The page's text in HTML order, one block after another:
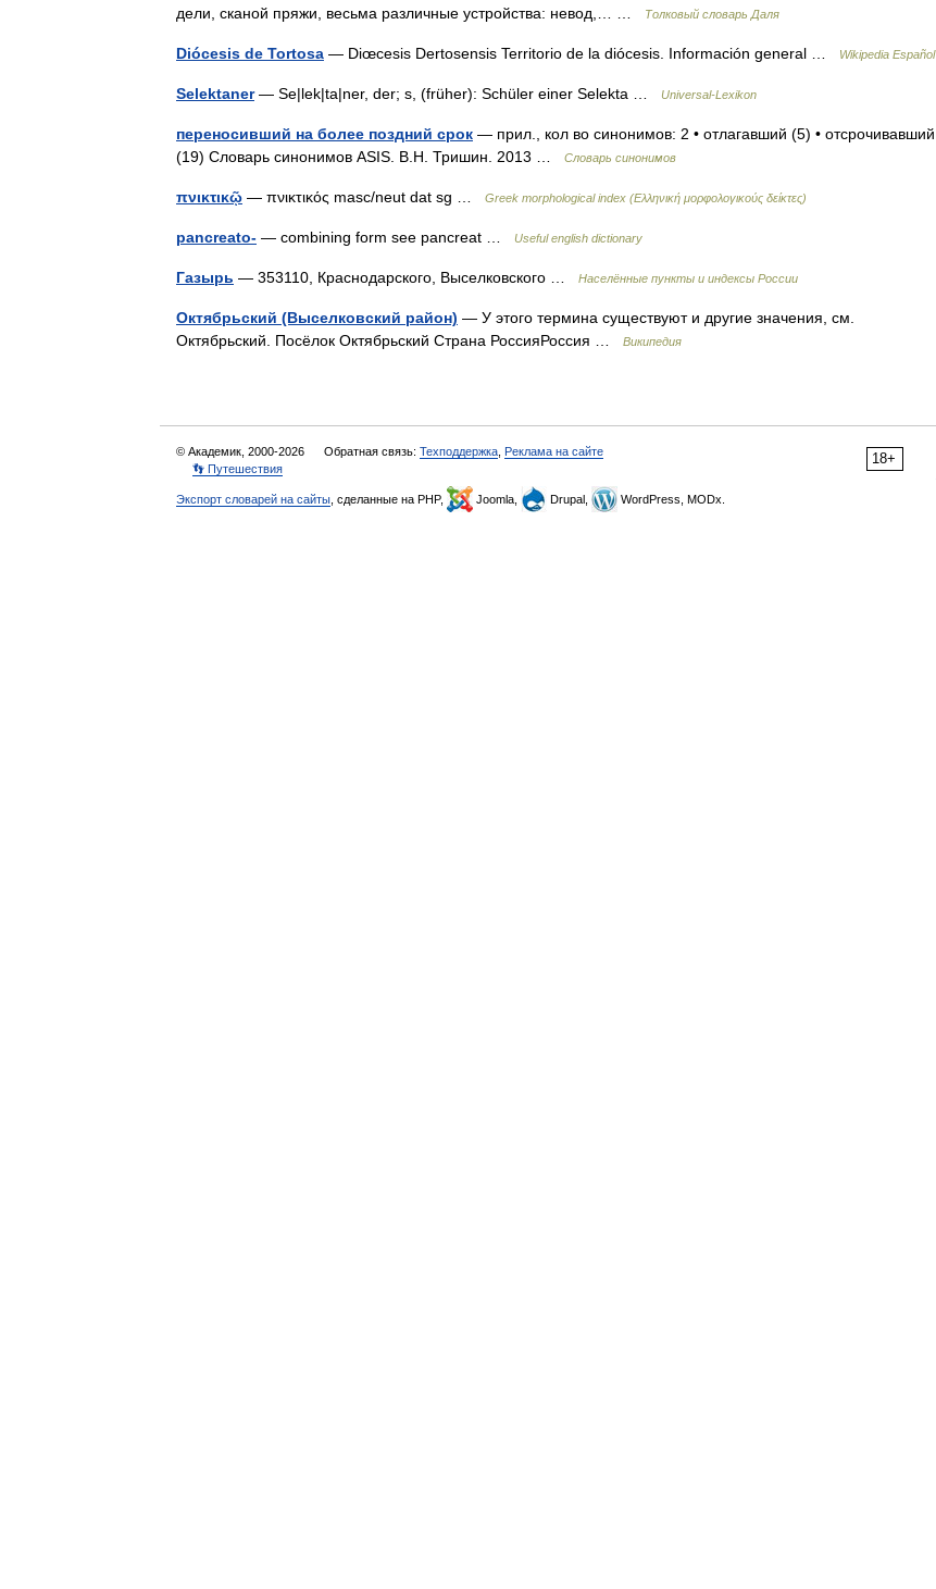
дели, сканой пряжи, весьма различные устройства: невод,… …
Толковый словарь Даля
Diócesis de Tortosa — Diœcesis Dertosensis Territorio de la diócesis. Información general … Wikipedia Español
Selektaner— Se|lek|ta|ner, der; s, (früher): Schüler einer Selekta … Universal-Lexikon
переносивший на более поздний срок — прил., кол во синонимов: 2 • отлагавший (5) • отсрочивавший
(19) Словарь синонимов ASIS. В.Н. Тришин. 2013 …
Словарь синонимов
πνικτικῷ — πνικτικός masc/neut dat sg … Greek morphological index (Ελληνική μορφολογικούς δείκτες)
pancreato- — combining form see pancreat … Useful english dictionary
Газырь — 353110, Краснодарского, Выселковского … Населённые пункты и индексы России
Октябрьский (Выселковский район) — У этого термина существуют и другие значения, см.
Октябрьский. Посёлок Октябрьский Страна РоссияРоссия …
Википедия
18+
© Академик, 2000-2026 Обратная связь: Техподдержка Реклама на сайте
👣 Путешествия
Экспорт словарей на сайты , сделанные на PHP, Joomla, Drupal, WordPress, MODx.